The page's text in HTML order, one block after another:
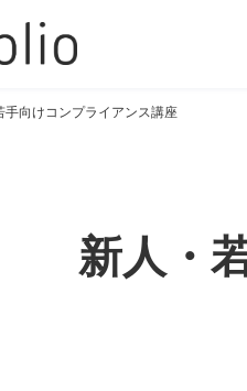
手向けコンプライアンス講座
新人・